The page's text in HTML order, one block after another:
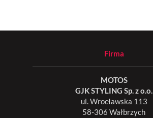
Firma
MOTOS
GJK STYLING Sp. z o.o.
ul. Wrocławska 113
58-306 Wałbrzych